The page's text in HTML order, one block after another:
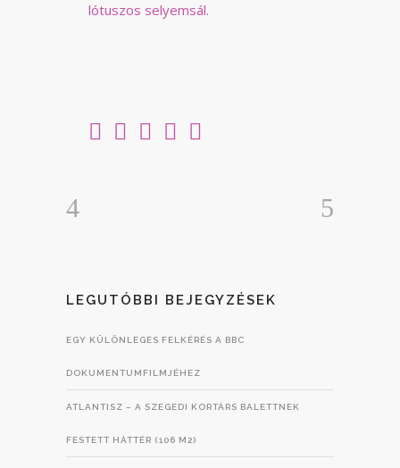
lótuszos selyemsál.
LEGUTÓBBI BEJEGYZÉSEK
EGY KÜLÖNLEGES FELKÉRÉS A BBC
DOKUMENTUMFILMJÉHEZ
ATLANTISZ – A SZEGEDI KORTÁRS BALETTNEK
FESTETT HÁTTÉR (106 M2)